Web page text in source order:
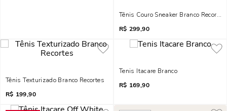
Tênis Couro Sneaker Branco Recortes
R$ 299,90
Tênis Texturizado Branco Recortes
R$ 199,90
Tenis Itacare Branco
R$ 169,90